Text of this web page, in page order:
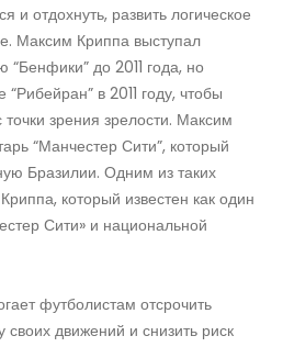
и отдохнуть, развить логическое
Максим Криппа выступал
до 2011 года, но
в 2011 году, чтобы
зрения зрелости. Максим
“Манчестер Сити”, который
Бразилии. Одним из таких
который известен как один
Сити» и национальной
футболистам отсрочить
своих движений и снизить риск